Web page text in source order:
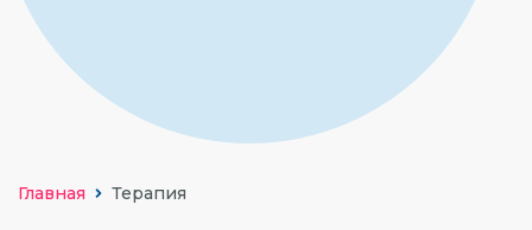
ПРОТЕЗИРОВАНИЕ
УДАЛЕНИЕ ЗУБОВ
Главная Терапия